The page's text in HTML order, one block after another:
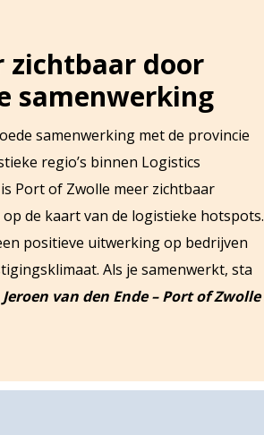
zichtbaar door
samenwerking
samenwerking met de provincie
regio’s binnen Logistics
Port of Zwolle meer zichtbaar
de kaart van de logistieke hotspots.
positieve uitwerking op bedrijven
Als je samenwerkt, sta
Jeroen van den Ende – Port of Zwolle